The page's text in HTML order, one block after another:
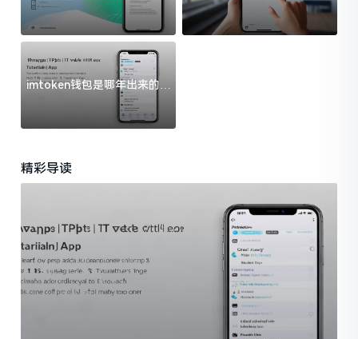
过来人告诉你门道
渠道避坑指南
imtoken钱包是哪年出来的？
一文给你说清楚
精彩导读